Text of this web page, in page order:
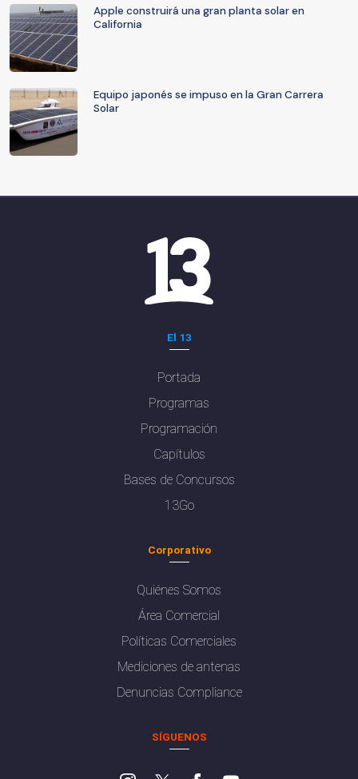
Apple construirá una gran planta solar en
California
Equipo japonés se impuso en la Gran Carrera
Solar
El 13
Portada
Programas
Programación
Capítulos
Bases de Concursos
13Go
Corporativo
Quiénes Somos
Área Comercial
Políticas Comerciales
Mediciones de antenas
Denuncias Compliance
SÍGUENOS